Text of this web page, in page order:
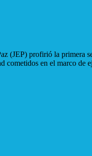
(JEP) profirió la primera
cometidos en el marco de